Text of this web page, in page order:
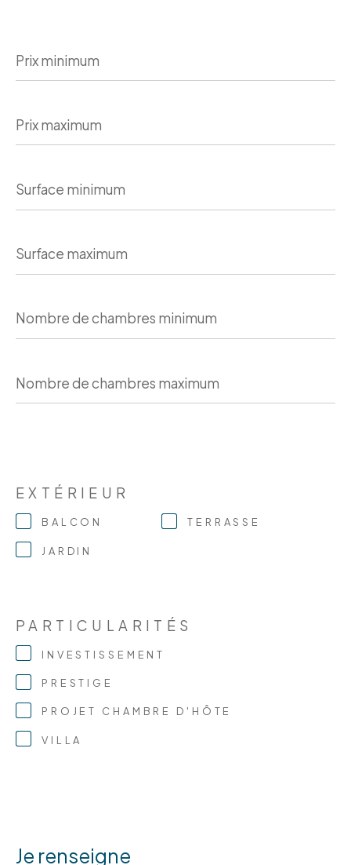
minimum
maximum
minimum
maximum
de
chambres
minimum
de
chambres
maximum
EXTÉRIEUR
BALCON TERRASSE
JARDIN
PARTICULARITÉS
INVESTISSEMENT
PRESTIGE
PROJET CHAMBRE D'HÔTE
VILLA
Je renseigne